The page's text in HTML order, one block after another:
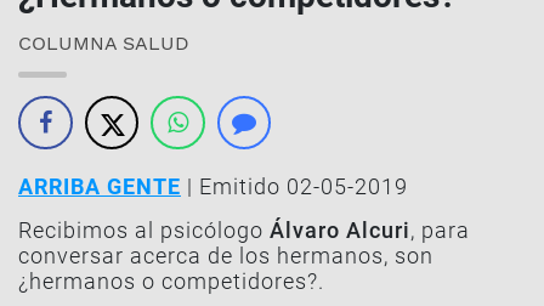
COLUMNA SALUD
ARRIBA GENTE | Emitido 02-05-2019
Recibimos al psicólogo Álvaro Alcuri, para
conversar acerca de los hermanos, son
¿hermanos o competidores?.